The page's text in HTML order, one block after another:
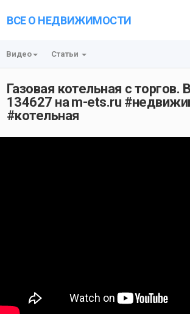
ВСЕ О НЕДВИЖИМОСТИ
Видео Статьи
Газовая котельная с торгов.
134627 на m-ets.ru
#котельная